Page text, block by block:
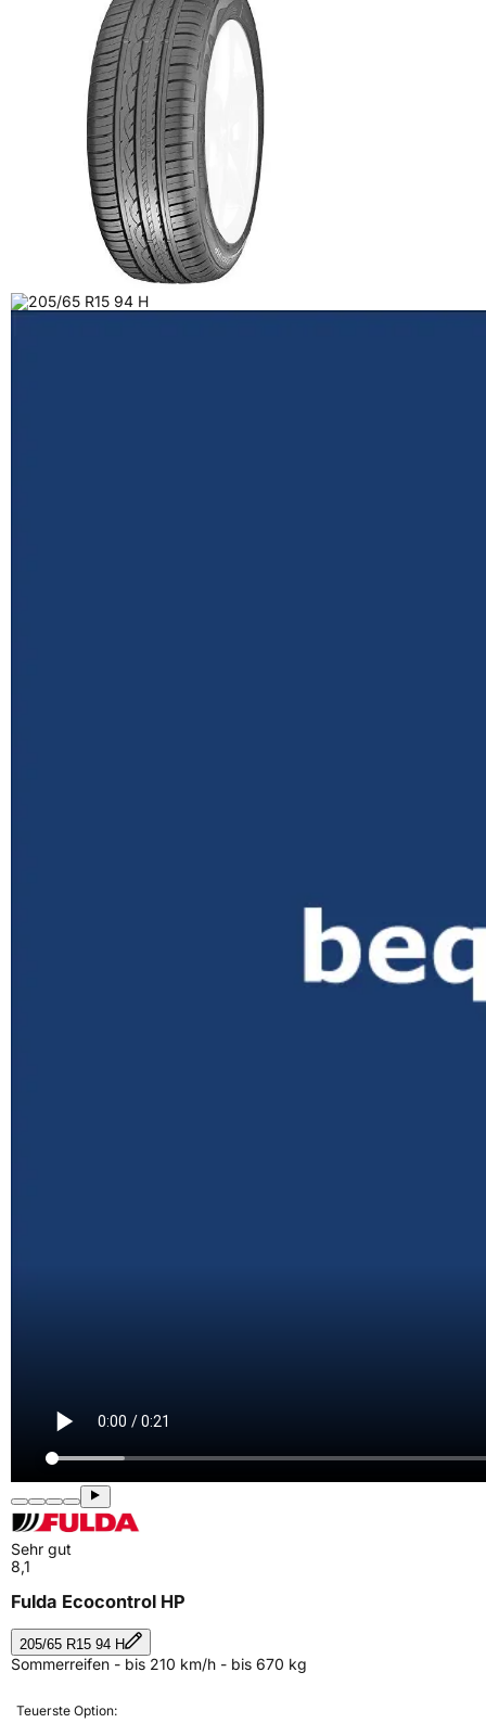
Sehr gut
8,1
Fulda Ecocontrol HP
205/65 R15 94 H
Sommerreifen - bis 210 km/h - bis 670 kg
Teuerste Option: